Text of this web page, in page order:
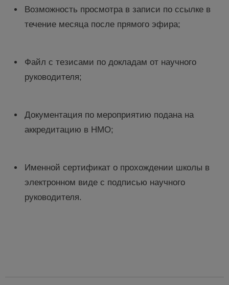
​​​​​​Возможность просмотра в записи по ссылке в
течение месяца после прямого эфира;
Файл с тезисами по докладам от научного
руководителя;
Документация по мероприятию подана на
аккредитацию в НМО;
Именной сертификат о прохождении школы в
электронном виде с подписью научного
руководителя.